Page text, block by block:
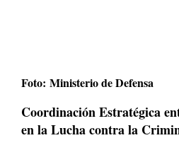
Foto: Ministerio de Defensa
Coordinación Estratégica
en la Lucha contra la